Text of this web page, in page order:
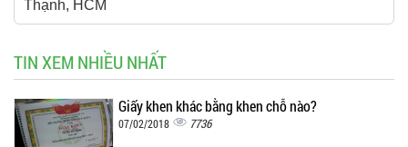
Thạnh, HCM
TIN XEM NHIỀU NHẤT
Giấy khen khác bằng khen chỗ nào?
07/02/2018 7736